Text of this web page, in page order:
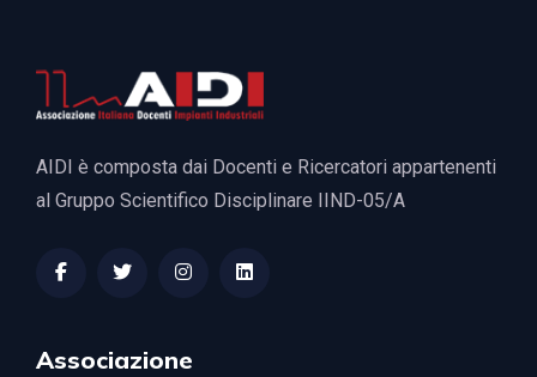
AIDI è composta dai Docenti e Ricercatori appartenenti
al Gruppo Scientifico Disciplinare IIND-05/A
Associazione